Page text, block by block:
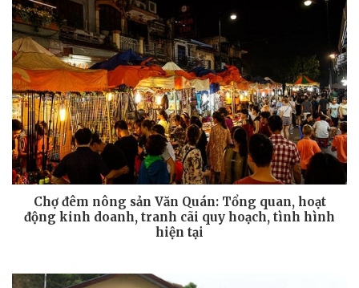
Chợ đêm nông sản Văn Quán: Tổng quan, hoạt
động kinh doanh, tranh cãi quy hoạch, tình hình
hiện tại